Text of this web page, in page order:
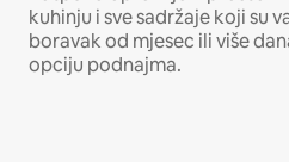
kuhinju i sve sadržaje koji su
boravak od mjesec ili više
opciju podnajma.